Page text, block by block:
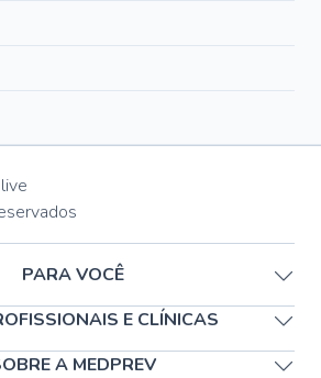
live
PARA VOCÊ
E CLÍNICAS
A MEDPREV